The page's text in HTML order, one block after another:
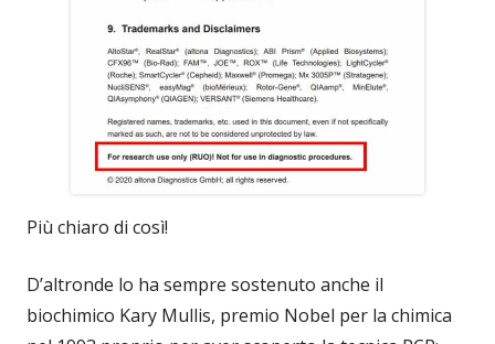
Più chiaro di così!
D’altronde lo ha sempre sostenuto anche il
biochimico Kary Mullis, premio Nobel per la chimica